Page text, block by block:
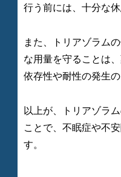
行う前には、十分な
また、トリアゾラム
な用量を守ることは
依存性や耐性の発生
以上が、トリアゾラ
ことで、不眠症や不
す。